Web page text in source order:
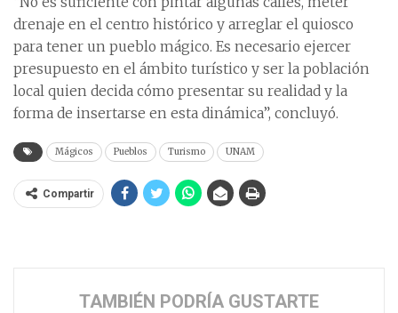
drenaje en el centro histórico y arreglar el quiosco
para tener un pueblo mágico. Es necesario ejercer
presupuesto en el ámbito turístico y ser la población
local quien decida cómo presentar su realidad y la
forma de insertarse en esta dinámica”, concluyó.
Mágicos Pueblos Turismo UNAM
Compartir
TAMBIÉN PODRÍA GUSTARTE